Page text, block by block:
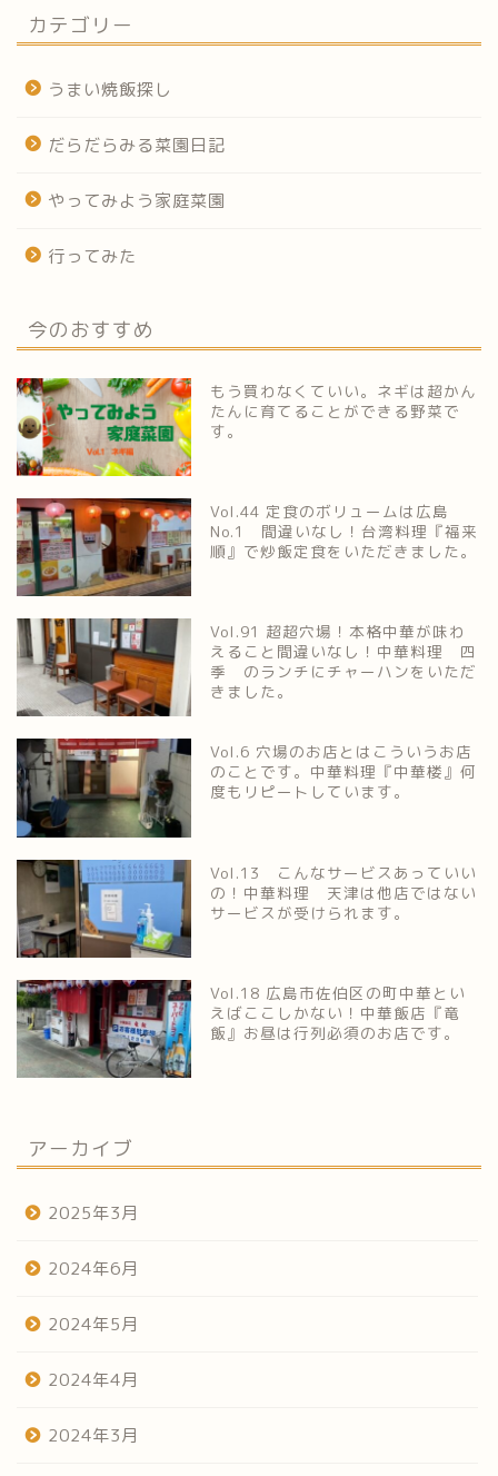
カテゴリー
うまい焼飯探し
だらだらみる菜園日記
やってみよう家庭菜園
行ってみた
今のおすすめ
もう買わなくていい。ネギは超かん
たんに育てることができる野菜で
す。
Vol.44 定食のボリュームは広島
No.1 間違いなし！台湾料理『福来
順』で炒飯定食をいただきました。
Vol.91 超超穴場！本格中華が味わ
えること間違いなし！中華料理 四
季 のランチにチャーハンをいただ
きました。
Vol.6 穴場のお店とはこういうお店
のことです。中華料理『中華楼』何
度もリピートしています。
Vol.13 こんなサービスあっていい
の！中華料理 天津は他店ではない
サービスが受けられます。
Vol.18 広島市佐伯区の町中華とい
えばここしかない！中華飯店『竜
飯』お昼は行列必須のお店です。
アーカイブ
2025年3月
2024年6月
2024年5月
2024年4月
2024年3月